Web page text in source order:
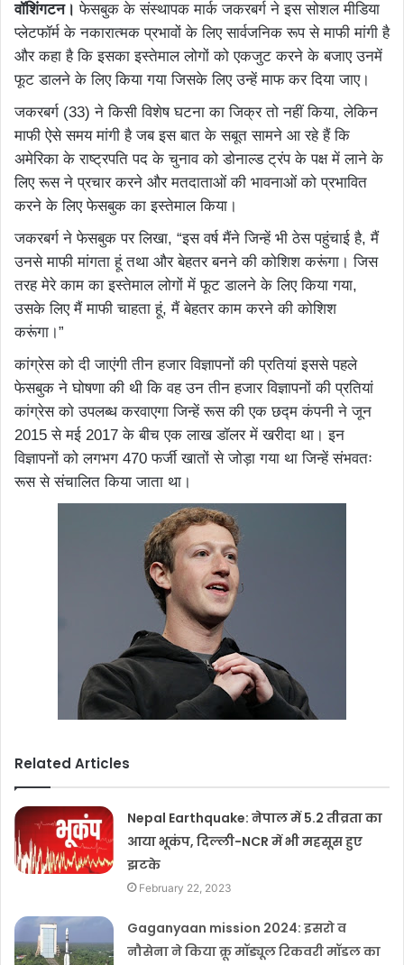
वॉशिंगटन। फेसबुक के संस्थापक मार्क जकरबर्ग ने इस सोशल मीडिया
प्लेटफॉर्म के नकारात्मक प्रभावों के लिए सार्वजनिक रूप से माफी मांगी है
और कहा है कि इसका इस्तेमाल लोगों को एकजुट करने के बजाए उनमें
फूट डालने के लिए किया गया जिसके लिए उन्हें माफ कर दिया जाए।
जकरबर्ग (33) ने किसी विशेष घटना का जिक्र तो नहीं किया, लेकिन
माफी ऐसे समय मांगी है जब इस बात के सबूत सामने आ रहे हैं कि
अमेरिका के राष्ट्रपति पद के चुनाव को डोनाल्ड ट्रंप के पक्ष में लाने के
लिए रूस ने प्रचार करने और मतदाताओं की भावनाओं को प्रभावित
करने के लिए फेसबुक का इस्तेमाल किया।
जकरबर्ग ने फेसबुक पर लिखा, “इस वर्ष मैंने जिन्हें भी ठेस पहुंचाई है, मैं
उनसे माफी मांगता हूं तथा और बेहतर बनने की कोशिश करूंगा। जिस
तरह मेरे काम का इस्तेमाल लोगों में फूट डालने के लिए किया गया,
उसके लिए मैं माफी चाहता हूं, मैं बेहतर काम करने की कोशिश
करूंगा।”
कांग्रेस को दी जाएंगी तीन हजार विज्ञापनों की प्रतियां इससे पहले
फेसबुक ने घोषणा की थी कि वह उन तीन हजार विज्ञापनों की प्रतियां
कांग्रेस को उपलब्ध करवाएगा जिन्हें रूस की एक छद्म कंपनी ने जून
2015 से मई 2017 के बीच एक लाख डॉलर में खरीदा था। इन
विज्ञापनों को लगभग 470 फर्जी खातों से जोड़ा गया था जिन्हें संभवतः
रूस से संचालित किया जाता था।
Related Articles
Nepal Earthquake: नेपाल में 5.2 तीव्रता का
आया भूकंप, दिल्ली-NCR में भी महसूस हुए
झटके
February 22, 2023
Gaganyaan mission 2024: इसरो व
नौसेना ने किया क्रू मॉड्यूल रिकवरी मॉडल का